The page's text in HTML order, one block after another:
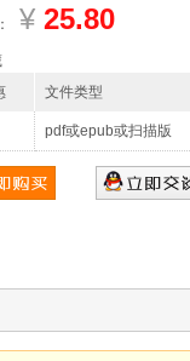
¥ 25.80
文件类型
pdf或epub或扫描版